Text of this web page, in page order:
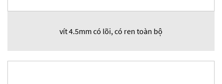
vít 4.5mm có lõi, có ren toàn bộ